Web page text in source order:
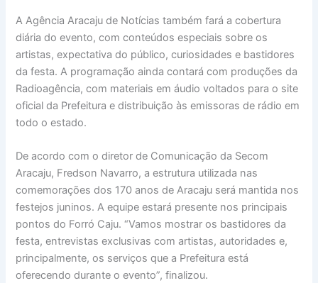
A Agência Aracaju de Notícias também fará a cobertura
diária do evento, com conteúdos especiais sobre os
artistas, expectativa do público, curiosidades e bastidores
da festa. A programação ainda contará com produções da
Radioagência, com materiais em áudio voltados para o site
oficial da Prefeitura e distribuição às emissoras de rádio em
todo o estado.
De acordo com o diretor de Comunicação da Secom
Aracaju, Fredson Navarro, a estrutura utilizada nas
comemorações dos 170 anos de Aracaju será mantida nos
festejos juninos. A equipe estará presente nos principais
pontos do Forró Caju. “Vamos mostrar os bastidores da
festa, entrevistas exclusivas com artistas, autoridades e,
principalmente, os serviços que a Prefeitura está
oferecendo durante o evento”, finalizou.